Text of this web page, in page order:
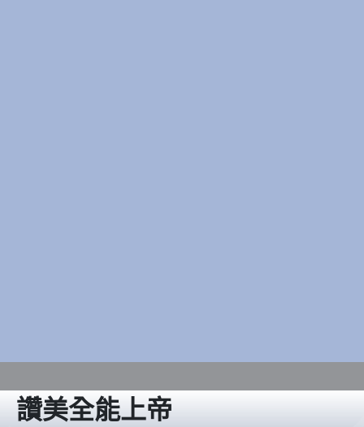
讚美全能上帝